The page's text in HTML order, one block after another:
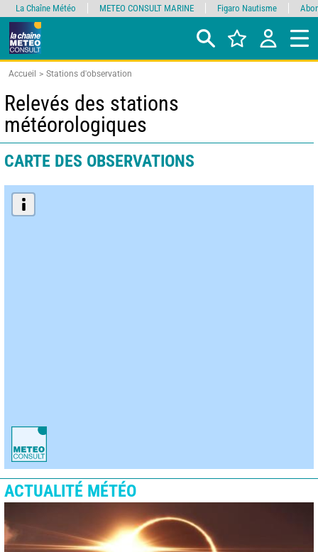
Accueil Stations d'observation
Relevés des stations
météorologiques
CARTE DES OBSERVATIONS
ACTUALITÉ MÉTÉO
La Chaîne Météo METEO CONSULT MARINE Figaro Nautisme